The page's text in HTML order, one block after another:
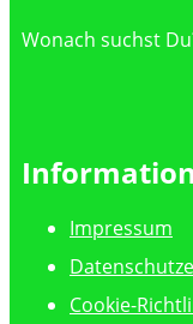
Suche
Wonach suchst
Impressum
Cookie-